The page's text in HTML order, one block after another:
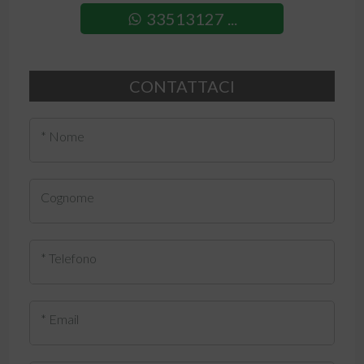
33513127 ...
CONTATTACI
* Nome
Cognome
* Telefono
* Email